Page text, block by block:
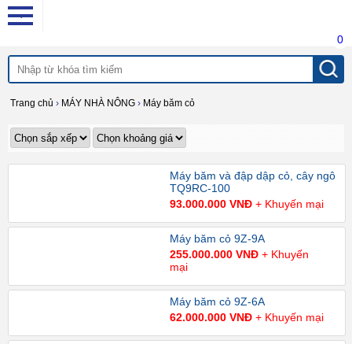
0
Trang chủ › MÁY NHÀ NÔNG › Máy băm cỏ
Máy băm và đập dập cỏ, cây ngô
TQ9RC-100
93.000.000 VNĐ+ Khuyến mại
Máy băm cỏ 9Z-9A
255.000.000 VNĐ+ Khuyến
mại
Máy băm cỏ 9Z-6A
62.000.000 VNĐ+ Khuyến mại